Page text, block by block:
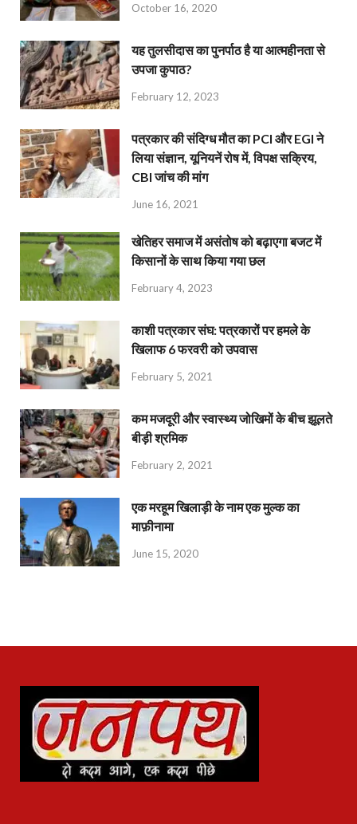
October 16, 2020
यह तुलसीदास का पुनर्पाठ है या आत्महीनता से
उपजा कुपाठ?
February 12, 2023
पत्रकार की संदिग्ध मौत का PCI और EGI ने
लिया संज्ञान, यूनियनें रोष में, विपक्ष सक्रिय,
CBI जांच की मांग
June 16, 2021
खेतिहर समाज में असंतोष को बढ़ाएगा बजट में
किसानों के साथ किया गया छल
February 4, 2023
काशी पत्रकार संघ: पत्रकारों पर हमले के
खिलाफ 6 फरवरी को उपवास
February 5, 2021
कम मजदूरी और स्वास्थ्य जोखिमों के बीच झूलते
बीड़ी श्रमिक
February 2, 2021
एक मरहूम खिलाड़ी के नाम एक मुल्क का
माफ़ीनामा
June 15, 2020